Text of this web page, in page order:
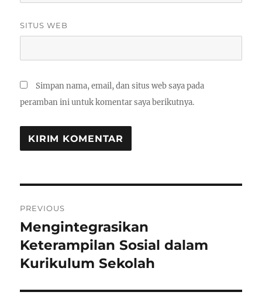
SITUS WEB
Simpan nama, email, dan situs web saya pada
peramban ini untuk komentar saya berikutnya.
pos
PREVIOUS
Previous
post:
Mengintegrasikan
Keterampilan Sosial dalam
Kurikulum Sekolah